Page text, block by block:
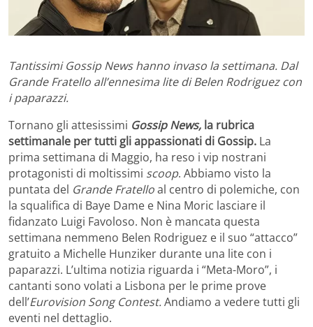
Tantissimi Gossip News hanno invaso la settimana. Dal
Grande Fratello all’ennesima lite di Belen Rodriguez con
i paparazzi.
Tornano gli attesissimi Gossip News, la rubrica
settimanale per tutti gli appassionati di Gossip. La
prima settimana di Maggio, ha reso i vip nostrani
protagonisti di moltissimi scoop. Abbiamo visto la
puntata del Grande Fratelloal centro di polemiche, con
la squalifica di Baye Dame e Nina Moric lasciare il
fidanzato Luigi Favoloso. Non è mancata questa
settimana nemmeno Belen Rodriguez e il suo “attacco”
gratuito a Michelle Hunziker durante una lite con i
paparazzi. L’ultima notizia riguarda i “Meta-Moro”, i
cantanti sono volati a Lisbona per le prime prove
dell’Eurovision Song Contest.Andiamo a vedere tutti gli
eventi nel dettaglio.